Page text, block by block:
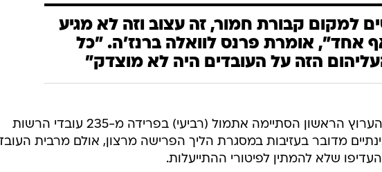
למקום קבורת חמור, זה עצוב וזה לא מגיע
אחד", אומרת פרנס לוואלה ברנז'ה. "כל
הזה על העובדים היה לא מוצדק"
מהדורת החדשות של הערוץ הראשון הסתיימה אתמול (רביעי) בפרידה מ-235 עובדי הרשות
מדובר בעזיבות במסגרת הליך הפרישה מרצון, אולם מרבית
שלא להמתין לפיטורי ההתייעלות.